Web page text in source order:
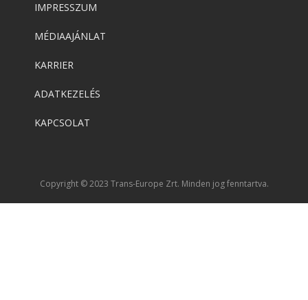
IMPRESSZUM
MÉDIAAJÁNLAT
KARRIER
ADATKEZELÉS
KAPCSOLAT
Copyright © 2023 Trans-Europe Zrt. Minden jog fenntartva.